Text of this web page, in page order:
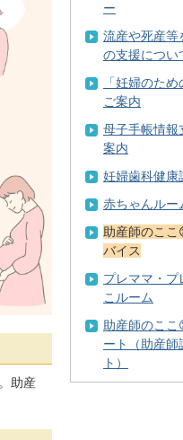
助産
ー
流産や死産等
の支援につい
「妊婦のた
ご案内
母子手帳情報
案内
妊婦歯科健康
赤ちゃんルー
助産師のここ
バイス
プレママ・プ
こルーム
助産師のここ
ート（助産師
ト）